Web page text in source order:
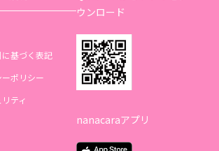
基づく表記
ポリシー
ティ
ウンロード
nanacaraアプリ